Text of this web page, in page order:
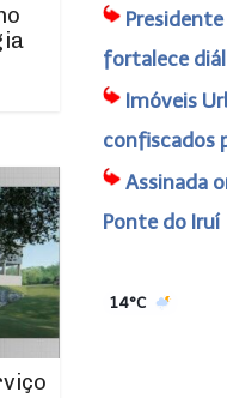
Presidente
fortalece
Imóveis
confiscados
Assinada
Ponte do Iruí
14°C